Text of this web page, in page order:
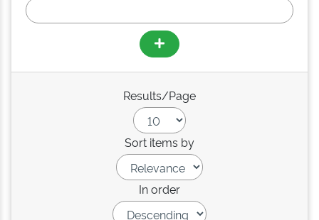
Results/Page
Sort items by
In order